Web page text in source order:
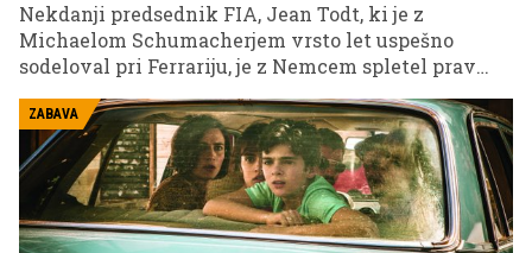
Nekdanji predsednik FIA, Jean Todt, ki je z
Michaelom Schumacherjem vrsto let uspešno
sodeloval pri Ferrariju, je z Nemcem spletel prav
posebno prijateljstvo, ki pa je po besedah
legendarnega Francoza zdaj ogroženo.
ZABAVA